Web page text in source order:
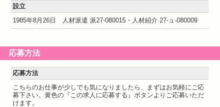
設立
1985年8月26日 人材派遣 派27-080015・人材紹介 27-ュ-080009
応募方法
応募方法
こちらのお仕事が少しでも気になりましたら、まずはお気軽にご応
募下さい。黄色の『この求人に応募する』ボタンよりご応募いただ
けます。